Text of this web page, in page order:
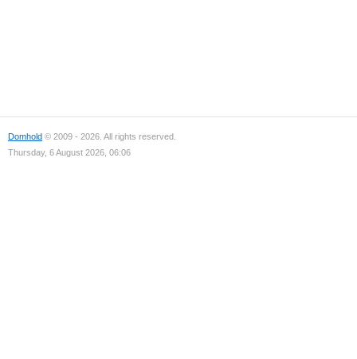
Domhold © 2009 - 2026. All rights reserved.
Thursday, 6 August 2026, 06:06